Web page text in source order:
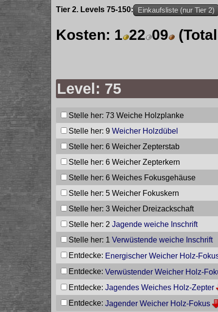
Tier 2. Levels 75-150: Einkaufsliste (nur Tier 2)
Kosten: 1 22 09
Level: 75
Stelle her: 73 Weiche Holzplanke
Stelle her: 9 Weicher Holzdübel
Stelle her: 6 Weicher Zepterstab
Stelle her: 6 Weicher Zepterkern
Stelle her: 6 Weiches Fokusgehäuse
Stelle her: 5 Weicher Fokuskern
Stelle her: 3 Weicher Dreizackschaft
Stelle her: 2 Jagende weiche Inschrift
Stelle her: 1 Verwüstende weiche Inschrift
Entdecke: Energischer Weicher Holz-
Entdecke: Verwüstender Weicher Holz-
Entdecke: Jagendes Weiches Holz-Zepter
Entdecke: Jagender Weicher Holz-Fokus